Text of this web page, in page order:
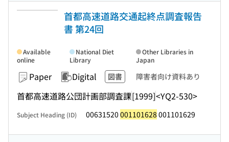
首都高速道路交通起終点調査報告
書 第24回
Paper Digital 図書 障害者向け資料あり
首都高速道路公団計画部調査課[1999]<YQ2-530>
Available
online
National Diet
Library
Other Libraries in
Japan
Subject Heading (ID) 00631520 001101628 001101629